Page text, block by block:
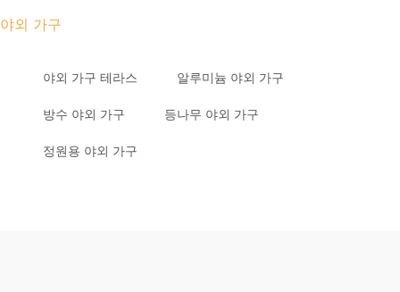
야외 가구
야외 가구 테라스 알루미늄 야외 가구
방수 야외 가구 등나무 야외 가구
정원용 야외 가구